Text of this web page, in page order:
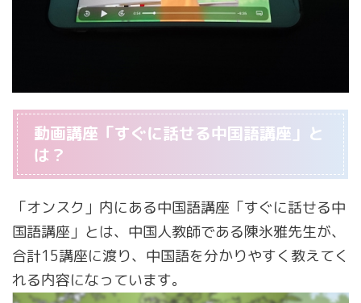
動画講座「すぐに話せる中国語講座」と
は？
「オンスク」内にある中国語講座「すぐに話せる中
国語講座」とは、中国人教師である陳氷雅先生が、
合計15講座に渡り、中国語を分かりやすく教えてく
れる内容になっています。